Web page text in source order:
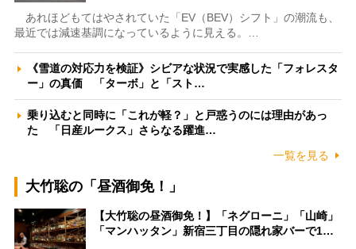
あれほどもてはやされていた「EV（BEV）シフト」の潮流も、
最近では減速基調になっているように見える。…
《雪道の対応力を検証》シビアな状況で実感した「フォレスタ
ー」の真価 「ターボ」と「スト…
乗り込むと同時に「これが軽？」と戸惑うのには理由があっ
た 「日産ルークス」さらなる躍進…
一覧を見る
大竹聡の「昼酒御免！」
【大竹聡の昼酒御免！】「ネグローニ」「山崎」
「マンハッタン」新宿三丁目の隠れ家バーで1…